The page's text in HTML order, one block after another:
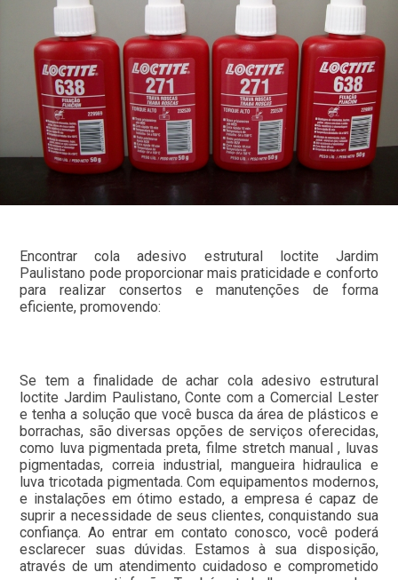
Encontrar cola adesivo estrutural loctite Jardim
Paulistano pode proporcionar mais praticidade e conforto
para realizar consertos e manutenções de forma
eficiente, promovendo:
Se tem a finalidade de achar cola adesivo estrutural
loctite Jardim Paulistano, Conte com a Comercial Lester
e tenha a solução que você busca da área de plásticos e
borrachas, são diversas opções de serviços oferecidas,
como luva pigmentada preta, filme stretch manual , luvas
pigmentadas, correia industrial, mangueira hidraulica e
luva tricotada pigmentada. Com equipamentos modernos,
e instalações em ótimo estado, a empresa é capaz de
suprir a necessidade de seus clientes, conquistando sua
confiança. Ao entrar em contato conosco, você poderá
esclarecer suas dúvidas. Estamos à sua disposição,
através de um atendimento cuidadoso e comprometido